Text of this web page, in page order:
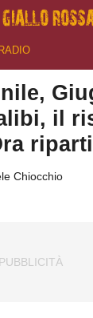
il
Chiocchio